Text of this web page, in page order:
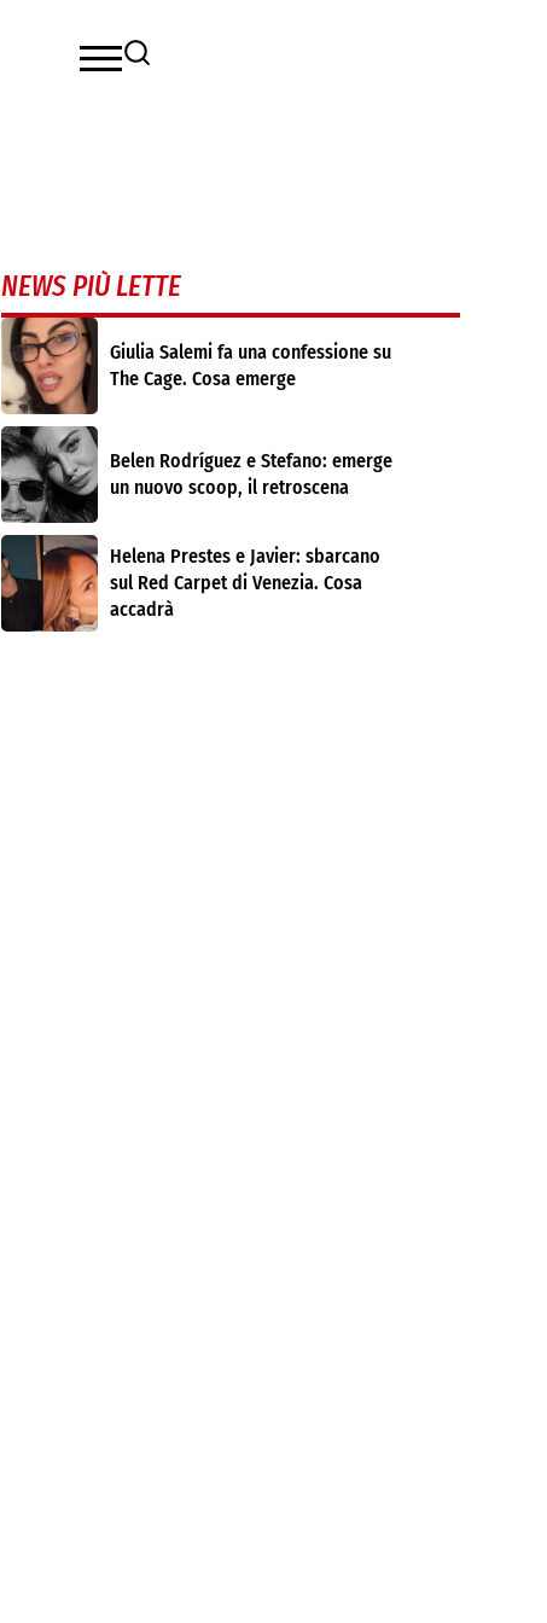
NEWS PIÙ LETTE
Giulia Salemi fa una confessione su
The Cage. Cosa emerge
Belen Rodríguez e Stefano: emerge
un nuovo scoop, il retroscena
Helena Prestes e Javier: sbarcano
sul Red Carpet di Venezia. Cosa
accadrà